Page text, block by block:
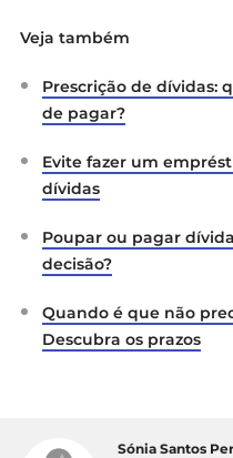
Veja também
Prescrição de dívidas:
de pagar?
Evite fazer um
dívidas
Poupar ou pagar
decisão?
Quando é que não
Descubra os prazos
Sónia Santos